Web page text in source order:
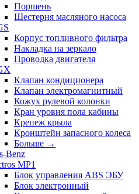
Поршень
Шестерня масляного насоса
Корпус топливного фильтра
Накладка на зеркало
Проводка двигателя
Клапан кондиционера
Клапан электромагнитный
Кожух рулевой колонки
Кран уровня пола кабины
Крепеж крыла
Кронштейн запасного колеса
Больше →
Benz
MP1
Блок управления ABS ЭБУ
Блок электронный